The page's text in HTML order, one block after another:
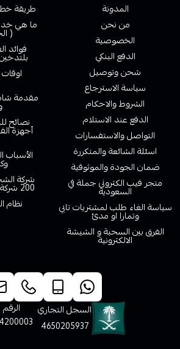
المدونة
من نحن
الخصوصية
الدفع البنكي
شحن وتوصيل
سياسة الاسترجاع
الشروط والاحكام
الدفع عند الاستلام
التواصل والاستفسارات
اسئلة الشائعة والمتكررة
ضمان الجودة والموثوقية
متجر فيب الكتروني جملة في
السعودية
سياسة الغاء طلب لمشتريات تابي
وتمارا او مدئ
الفرق بين السحبة و الشيشة
الالكترونية
طريقة
(
فوائد
مقدمة
نصائح
أجهزة
الأسباب
شركة
200 شركة شحن داخلية ودولية
نظام
السجل التجاري
4650205937